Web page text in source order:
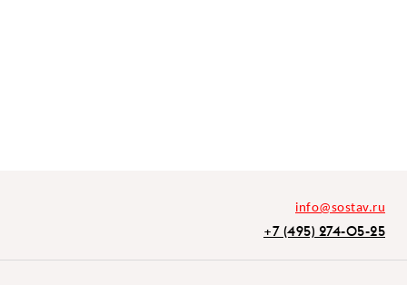
info@sostav.ru
+7 (495) 274-05-25